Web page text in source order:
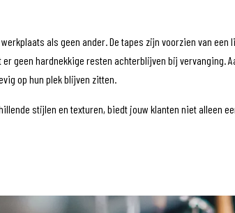
als geen ander. De tapes zijn voorzien van
geen hardnekkige resten achterblijven bij vervanging.
op hun plek blijven zitten.
stijlen en texturen, biedt jouw klanten niet alleen